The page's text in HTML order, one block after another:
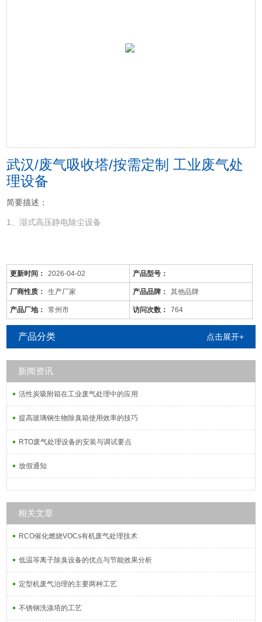
武汉/废气吸收塔/按需定制 工业废气处
理设备
简要描述：
1、湿式高压静电除尘设备
是针对废气及粉尘的一款环保设备。它是利用电力将气体中的粉尘离
子分离出来的除尘设备。有性能稳定、除尘效果好等特点，需要经过
荷电、收集、清灰三个阶段，直流高压电使阴极线附近的空间气体电
离，粉尘等颗粒和点后在电场力作用下移动并沉积在集尘阳极表面，
湿式电除尘器是用电除尘的方法分离气体中的气溶胶和悬浮尘粒。
更新时间： 2026-04-02 产品型号：
厂商性质： 生产厂家 产品品牌： 其他品牌
产品厂地： 常州市 访问次数： 764
产品分类 点击展开+
新闻资讯
活性炭吸附箱在工业废气处理中的应用
提高玻璃钢生物除臭箱使用效率的技巧
RTO废气处理设备的安装与调试要点
放假通知
相关文章
RCO催化燃烧VOCs有机废气处理技术
低温等离子除臭设备的优点与节能效果分析
定型机废气治理的主要两种工艺
不锈钢洗涤塔的工艺